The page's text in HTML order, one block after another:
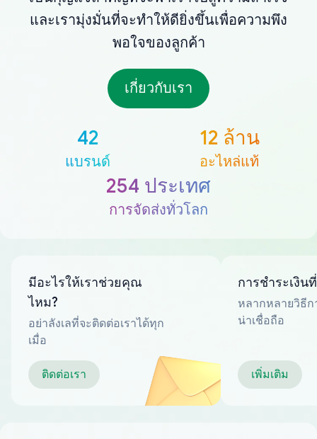
และเรามุ่งมั่นที่จะทำให้ดียิ่งขึ้นเพื่อความพึง
พอใจของลูกค้า
เกี่ยวกับเรา
42
แบรนด์
12 ล้าน
อะไหล่แท้
254 ประเทศ
การจัดส่งทั่วโลก
มีอะไรให้เราช่วยคุณ
ไหม?
อย่าลังเลที่จะติดต่อเราได้ทุก
เมื่อ
ติดต่อเรา
การชำระเงิน
หลากหลายวิธีก
น่าเชื่อถือ
เพิ่มเติม